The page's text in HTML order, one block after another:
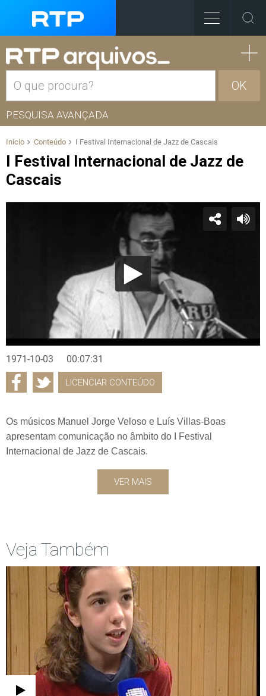
OK
PESQUISA AVANÇADA
Início Conteúdo I Festival Internacional de Jazz de Cascais
I Festival Internacional de Jazz de
Cascais
1971-10-03 00:07:31
LICENCIAR CONTEÚDO
Os músicos Manuel Jorge Veloso e Luís Villas-Boas
apresentam comunicação no âmbito do I Festival
Internacional de Jazz de Cascais.
VER MAIS
Veja Também